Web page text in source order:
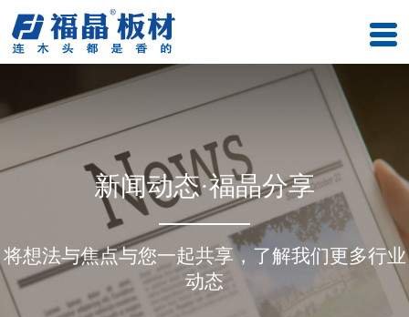
新闻动态·福晶分享
将想法与焦点与您一起共享，了解我们更多行业
动态